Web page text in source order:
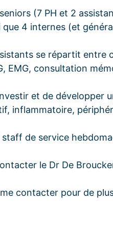
(7 PH et 2
4 internes (et
se répartit
EMG, consultation
et de
inflammatoire,
de service
le Dr De
me contacter pour de